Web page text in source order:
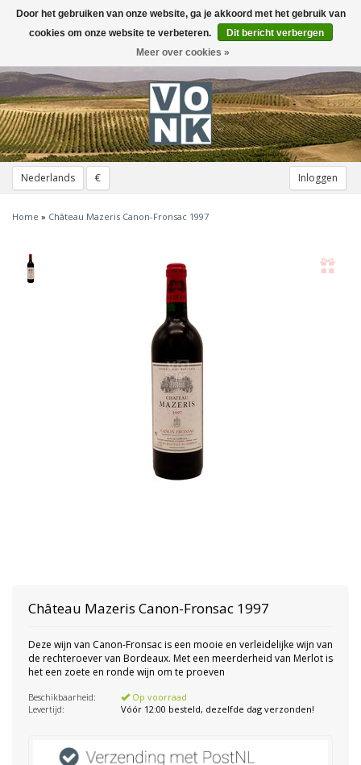
Nederlands € Inloggen
Toggle
navigation
Home » Château Mazeris Canon-Fronsac 1997
Château Mazeris Canon-Fronsac 1997
Deze wijn van Canon-Fronsac is een mooie en verleidelijke wijn van
de rechteroever van Bordeaux. Met een meerderheid van Merlot is
het een zoete en ronde wijn om te proeven
Beschikbaarheid:
Op voorraad
Levertijd:
Vóór 12:00 besteld, dezelfde dag verzonden!
Door het gebruiken van onze website, ga je akkoord met het gebruik van
cookies om onze website te verbeteren.
Dit bericht verbergen
Meer over cookies »